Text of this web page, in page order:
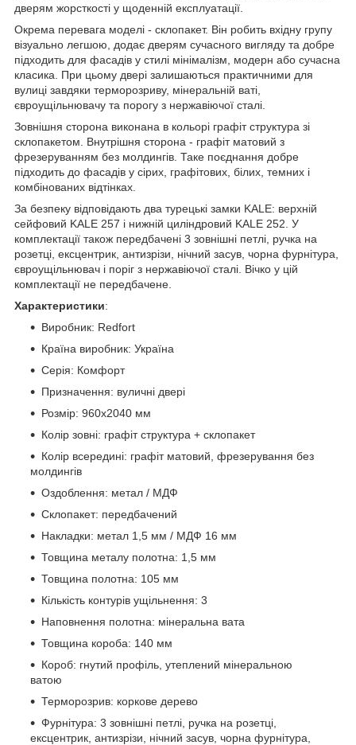
дверям жорсткості у щоденній експлуатації.
Окрема перевага моделі - склопакет. Він робить вхідну групу
візуально легшою, додає дверям сучасного вигляду та добре
підходить для фасадів у стилі мінімалізм, модерн або сучасна
класика. При цьому двері залишаються практичними для
вулиці завдяки терморозриву, мінеральній ваті,
євроущільнювачу та порогу з нержавіючої сталі.
Зовнішня сторона виконана в кольорі графіт структура зі
склопакетом. Внутрішня сторона - графіт матовий з
фрезеруванням без молдингів. Таке поєднання добре
підходить до фасадів у сірих, графітових, білих, темних і
комбінованих відтінках.
За безпеку відповідають два турецькі замки KALE: верхній
сейфовий KALE 257 і нижній циліндровий KALE 252. У
комплектації також передбачені 3 зовнішні петлі, ручка на
розетці, ексцентрик, антизрізи, нічний засув, чорна фурнітура,
євроущільнювач і поріг з нержавіючої сталі. Вічко у цій
комплектації не передбачене.
Характеристики:
Виробник: Redfort
Країна виробник: Україна
Серія: Комфорт
Призначення: вуличні двері
Розмір: 960х2040 мм
Колір зовні: графіт структура + склопакет
Колір всередині: графіт матовий, фрезерування без
молдингів
Оздоблення: метал / МДФ
Склопакет: передбачений
Накладки: метал 1,5 мм / МДФ 16 мм
Товщина металу полотна: 1,5 мм
Товщина полотна: 105 мм
Кількість контурів ущільнення: 3
Наповнення полотна: мінеральна вата
Товщина короба: 140 мм
Короб: гнутий профіль, утеплений мінеральною
ватою
Терморозрив: коркове дерево
Фурнітура: 3 зовнішні петлі, ручка на розетці,
ексцентрик, антизрізи, нічний засув, чорна фурнітура,